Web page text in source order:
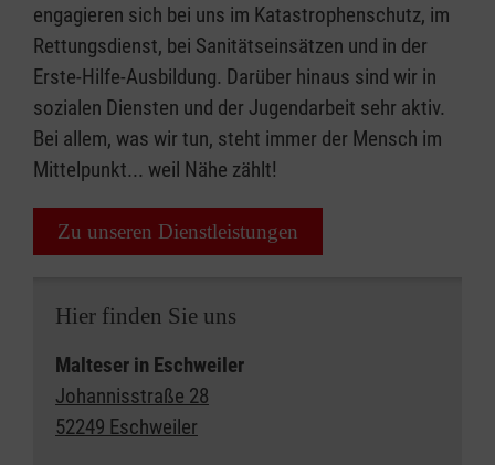
engagieren sich bei uns im Katastrophenschutz, im
Rettungsdienst, bei Sanitätseinsätzen und in der
Erste-Hilfe-Ausbildung. Darüber hinaus sind wir in
sozialen Diensten und der Jugendarbeit sehr aktiv.
Bei allem, was wir tun, steht immer der Mensch im
Mittelpunkt... weil Nähe zählt!
Zu unseren Dienstleistungen
Hier finden Sie uns
Malteser in Eschweiler
Johannisstraße 28
52249 Eschweiler